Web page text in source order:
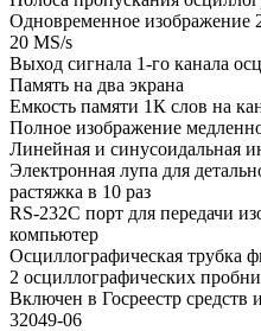
Одновременное изображение
20 МS/s
Выход сигнала 1-го канала
Память на два экрана
Емкость памяти 1К слов на
Полное изображение
Линейная и синусоидальная
Электронная лупа для
растяжка в 10 раз
RS-232C порт для передачи
компьютер
Осциллографическая трубка
2 осциллографических
Включен в Госреестр
32049-06